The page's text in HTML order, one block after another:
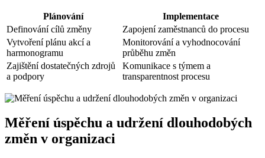
Plánování
Implementace
Definování cílů změny
Zapojení zaměstnanců do procesu
Vytvoření plánu akcí a
harmonogramu
Monitorování a vyhodnocování
průběhu změn
Zajištění dostatečných zdrojů
a podpory
Komunikace s týmem a
transparentnost procesu
Měření úspěchu a udržení dlouhodobých
změn v organizaci